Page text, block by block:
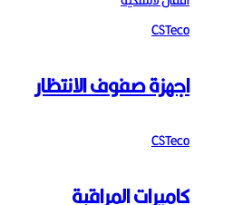
CSTeco
اجهزة صفوف الانتظار
CSTeco
كاميرات المراقبة